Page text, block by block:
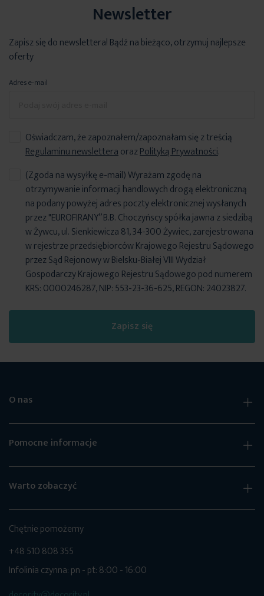
Newsletter
Zapisz się do newslettera! Bądź na bieżąco, otrzymuj najlepsze
oferty
Adres e-mail
Oświadczam, że zapoznałem/zapoznałam się z treścią
Regulaminu newsletteraorazPolityką Prywatności.
Zapisz się
(Zgoda na wysyłkę e-mail) Wyrażam zgodę na
otrzymywanie informacji handlowych drogą elektroniczną
na podany powyżej adres poczty elektronicznej wysłanych
przez "EUROFIRANY” B.B. Choczyńscy spółka jawna z siedzibą
w Żywcu, ul. Sienkiewicza 81, 34-300 Żywiec, zarejestrowana
w rejestrze przedsiębiorców Krajowego Rejestru Sądowego
przez Sąd Rejonowy w Bielsku-Białej VIII Wydział
Gospodarczy Krajowego Rejestru Sądowego pod numerem
KRS: 0000246287, NIP: 553-23-36-625, REGON: 24023827.
O nas
Pomocne informacje
Warto zobaczyć
Chętnie pomożemy
+48 510 808 355
Infolinia czynna: pn - pt: 8:00 - 16:00